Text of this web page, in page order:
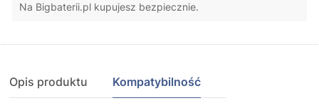
Na Bigbaterii.pl kupujesz bezpiecznie.
Opis produktu Kompatybilność